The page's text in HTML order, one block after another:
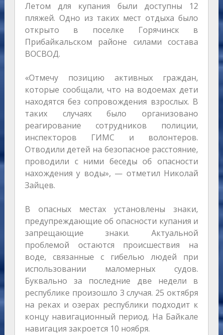
Летом для купания были доступны 12
пляжей. Одно из таких мест отдыха было
открыто в поселке Горячинск в
Прибайкальском районе силами состава
ВОСВОД.
«Отмечу позицию активных граждан,
которые сообщали, что на водоемах дети
находятся без сопровождения взрослых. В
таких случаях было организовано
реагирование сотрудников полиции,
инспекторов ГИМС и волонтеров.
Отводили детей на безопасное расстояние,
проводили с ними беседы об опасности
нахождения у воды», — отметил Николай
Зайцев.
В опасных местах установлены знаки,
предупреждающие об опасности купания и
запрещающие знаки. Актуальной
проблемой остаются происшествия на
воде, связанные с гибелью людей при
использовании маломерных судов.
Буквально за последние две недели в
республике произошло 3 случая. 25 октября
на реках и озерах республики подходит к
концу навигационный период. На Байкале
навигация закроется 10 ноября.